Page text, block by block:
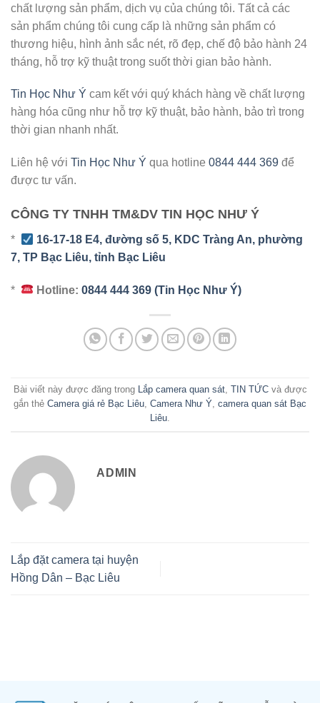
chất lượng sản phẩm, dịch vụ của chúng tôi. Tất cả các
sản phẩm chúng tôi cung cấp là những sản phẩm có
thương hiệu, hình ảnh sắc nét, rõ đẹp, chế độ bảo hành 24
tháng, hỗ trợ kỹ thuật trong suốt thời gian bảo hành.
Tin Học Như Ý cam kết với quý khách hàng về chất lượng
hàng hóa cũng như hỗ trợ kỹ thuật, bảo hành, bảo trì trong
thời gian nhanh nhất.
Liên hệ với Tin Học Như Ý qua hotline 0844 444 369 để
được tư vấn.
CÔNG TY TNHH TM&DV TIN HỌC NHƯ Ý
*
16-17-18 E4, đường số 5, KDC Tràng An, phường
7, TP Bạc Liêu, tỉnh Bạc Liêu
* Hotline: 0844 444 369 (Tin Học Như Ý)
Bài viết này được đăng trong Lắp camera quan sát, TIN TỨCvà được
gắn thẻ Camera giá rẻ Bạc Liêu, Camera Như Ý, camera quan sát Bạc
Liêu.
ADMIN
Lắp đặt camera tại huyện
Hồng Dân – Bạc Liêu